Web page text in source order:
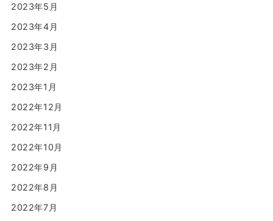
2023年5月
2023年4月
2023年3月
2023年2月
2023年1月
2022年12月
2022年11月
2022年10月
2022年9月
2022年8月
2022年7月